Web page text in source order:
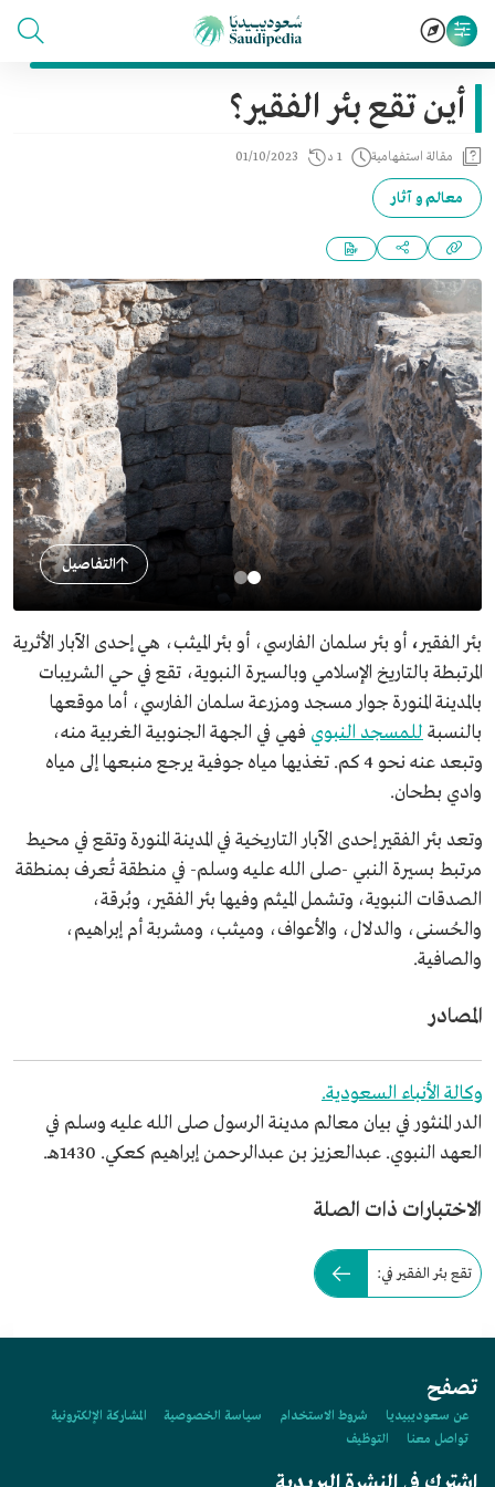
أين تقع بئر الفقير؟
مقالة استفهامية 1 د 01/10/2023
معالم و آثار
التفاصيل
بئر الفقير ، أو بئر سلمان الفارسي، أو بئر الميثب، هي إحدى الآبار الأثرية
المرتبطة بالتاريخ الإسلامي وبالسيرة النبوية، تقع في حي الشريبات
بالمدينة المنورة جوار مسجد ومزرعة سلمان الفارسي، أما موقعها
بالنسبة للمسجد النبوي فهي في الجهة الجنوبية الغربية منه،
وتبعد عنه نحو 4 كم. تغذيها مياه جوفية يرجع منبعها إلى مياه
وادي بطحان.
وتعد بئر الفقير إحدى الآبار التاريخية في المدينة المنورة وتقع في محيط
مرتبط بسيرة النبي -صلى الله عليه وسلم- في منطقة تُعرف بمنطقة
الصدقات النبوية، وتشمل الميثم وفيها بئر الفقير، وبُرقة،
والحُسنى، والدلال، والأعواف، وميثب، ومشربة أم إبراهيم،
والصافية.
المصادر
وكالة الأنباء السعودية.
الدر المنثور في بيان معالم مدينة الرسول صلى الله عليه وسلم في
العهد النبوي. عبدالعزيز بن عبدالرحمن إبراهيم كعكي. 1430هـ.
الاختبارات ذات الصلة
تقع بئر الفقير في:
تصفح
عن سعوديبيديا شروط الاستخدام سياسة الخصوصية
المشاركة الإلكترونية
تواصل معنا
التوظيف